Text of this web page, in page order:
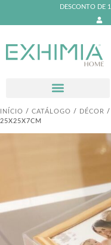
DESCONTO DE
INÍCIO / CATÁLOGO / DÉCOR
/
25X25X7CM